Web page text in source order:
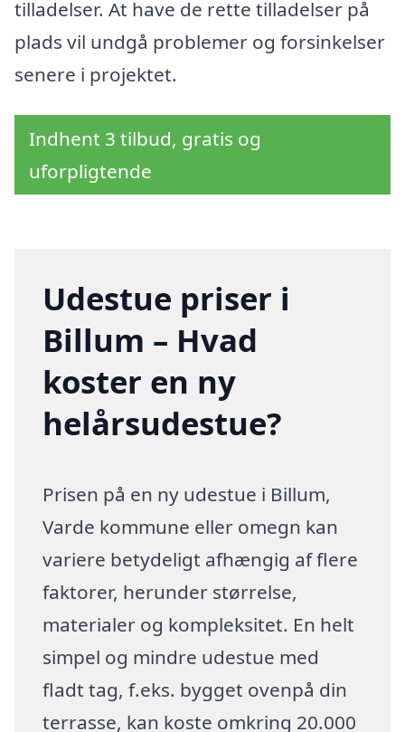
tilladelser. At have de rette tilladelser på
plads vil undgå problemer og forsinkelser
senere i projektet.
Indhent 3 tilbud, gratis og
uforpligtende
Udestue priser i
Billum – Hvad
koster en ny
helårsudestue?
Prisen på en ny udestue i Billum,
Varde kommune eller omegn kan
variere betydeligt afhængig af flere
faktorer, herunder størrelse,
materialer og kompleksitet. En helt
simpel og mindre udestue med
fladt tag, f.eks. bygget ovenpå din
terrasse, kan koste omkring 20.000